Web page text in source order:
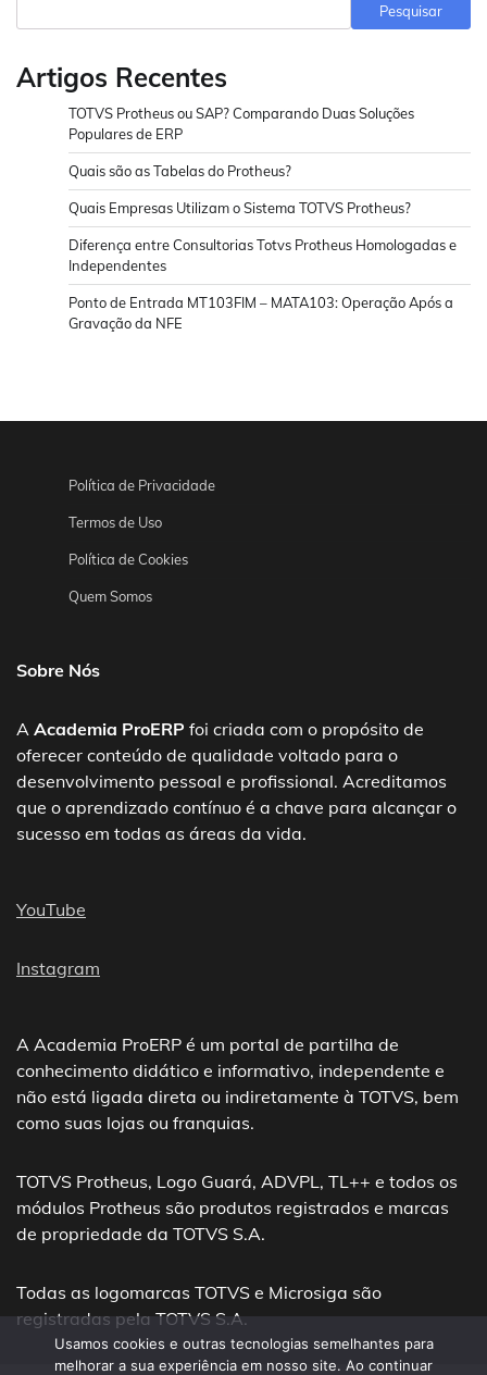
Pesquisar
Artigos Recentes
TOTVS Protheus ou SAP? Comparando Duas Soluções
Populares de ERP
Quais são as Tabelas do Protheus?
Quais Empresas Utilizam o Sistema TOTVS Protheus?
Diferença entre Consultorias Totvs Protheus Homologadas e
Independentes
Ponto de Entrada MT103FIM – MATA103: Operação Após a
Gravação da NFE
Política de Privacidade
Termos de Uso
Política de Cookies
Quem Somos
Sobre Nós
A Academia ProERP foi criada com o propósito de
oferecer conteúdo de qualidade voltado para o
desenvolvimento pessoal e profissional. Acreditamos
que o aprendizado contínuo é a chave para alcançar o
sucesso em todas as áreas da vida.
YouTube
Instagram
A Academia ProERP é um portal de partilha de
conhecimento didático e informativo, independente e
não está ligada direta ou indiretamente à TOTVS, bem
como suas lojas ou franquias.
TOTVS Protheus, Logo Guará, ADVPL, TL++ e todos os
módulos Protheus são produtos registrados e marcas
de propriedade da TOTVS S.A.
Todas as logomarcas TOTVS e Microsiga são
registradas pela TOTVS S.A.
Usamos cookies e outras tecnologias semelhantes para
melhorar a sua experiência em nosso site. Ao continuar